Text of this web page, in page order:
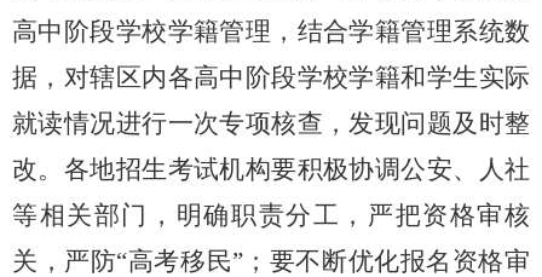
高中阶段学校学籍管理，结合学籍管理系统数
据，对辖区内各高中阶段学校学籍和学生实际
就读情况进行一次专项核查，发现问题及时整
改。各地招生考试机构要积极协调公安、人社
等相关部门，明确职责分工，严把资格审核
关，严防“高考移民”；要不断优化报名资格审